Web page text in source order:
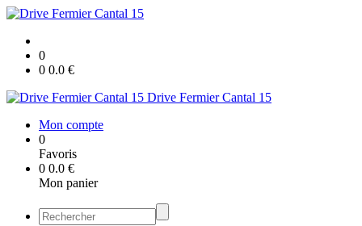
0
0 0.0 €
Drive Fermier Cantal 15
Mon compte
0
Favoris
0 0.0 €
Mon panier